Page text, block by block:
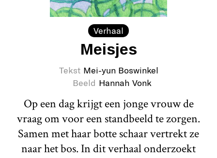
Verhaal
Meisjes
Tekst Mei-yun Boswinkel
Beeld Hannah Vonk
Op een dag krijgt een jonge vrouw de
vraag om voor een standbeeld te zorgen.
Samen met haar botte schaar vertrekt ze
naar het bos. In dit verhaal onderzoekt